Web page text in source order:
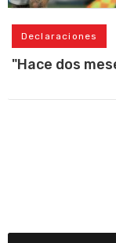
Declaraciones
"Hace dos